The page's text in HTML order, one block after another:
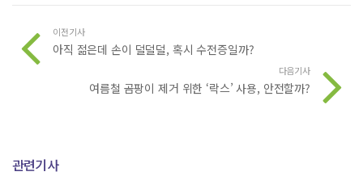
이전기사
아직 젊은데 손이 덜덜덜, 혹시 수전증일까?
다음기사
여름철 곰팡이 제거 위한 ‘락스’ 사용, 안전할까?
관련기사